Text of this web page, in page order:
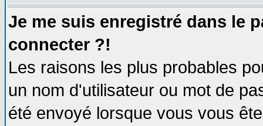
Je me suis enregistré dans le
connecter ?!
Les raisons les plus probables
un nom d'utilisateur ou mot de
été envoyé lorsque vous vous